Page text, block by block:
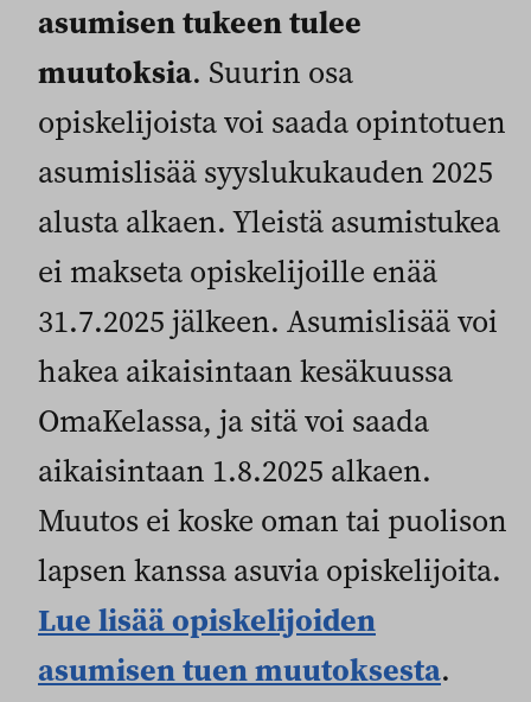
asumisen tukeen tulee
muutoksia. Suurin osa
opiskelijoista voi saada opintotuen
asumislisää syyslukukauden 2025
alusta alkaen. Yleistä asumistukea
ei makseta opiskelijoille enää
31.7.2025 jälkeen. Asumislisää voi
hakea aikaisintaan kesäkuussa
OmaKelassa, ja sitä voi saada
aikaisintaan 1.8.2025 alkaen.
Muutos ei koske oman tai puolison
lapsen kanssa asuvia opiskelijoita.
Lue lisää opiskelijoiden
asumisen tuen muutoksesta.